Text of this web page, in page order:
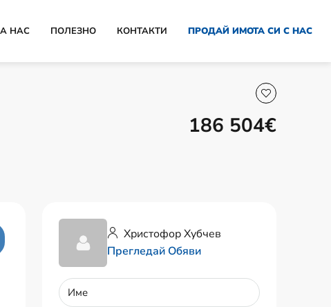
НАС ПОЛЕЗНО КОНТАКТИ ПРОДАЙ ИМОТА СИ С НАС
186 504€
Христофор Хубчев
Прегледай Обяви